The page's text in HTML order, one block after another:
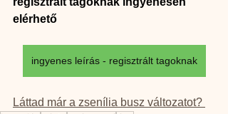
elérhető
ingyenes leírás - regisztrált tagoknak
Láttad már a zsenília busz változatot?